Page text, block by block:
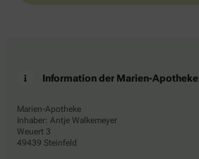
Information der Marien-Apotheke
Marien-Apotheke
Inhaber: Antje Walkemeyer
Weuert 3
49439 Steinfeld